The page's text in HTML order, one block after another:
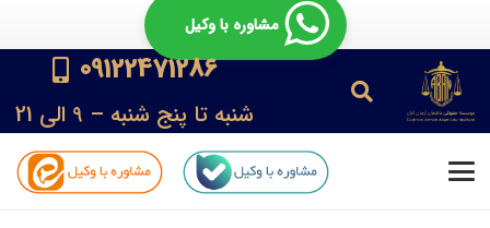
مشاوره با وکیل
09122471286
شنبه تا پنج شنبه – 9 الی 21